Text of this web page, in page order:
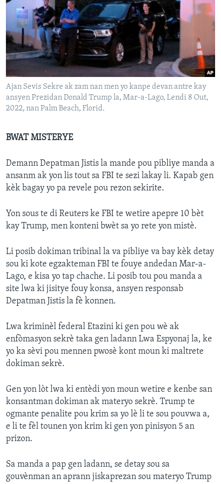
Ajan Sevis Sekre ak zam nan men yo kanpe devan antre kay
ansyen Prezidan Donald Trump la, Mar-a-Lago, Lendi 8 Out,
2022, nan Palm Beach, Florid.
BWAT MISTERYE
Demann Depatman Jistis la mande pou pibliye manda a
ansanm ak yon lis tout sa FBI te sezi lakay li. Kapab gen
kèk bagay yo pa revele pou rezon sekirite.
Yon sous te di Reuters ke FBI te wetire apepre 10 bèt
kay Trump, men konteni bwèt sa yo rete yon mistè.
Li posib dokiman tribinal la va pibliye va bay kèk detay
sou ki kote egzakteman FBI te fouye andedan Mar-a-
Lago, e kisa yo tap chache. Li posib tou pou manda a
site lwa ki jisitye fouy konsa, ansyen responsab
Depatman Jistis la fè konnen.
Lwa kriminèl federal Etazini ki gen pou wè ak
enfòmasyon sekrè taka gen ladann Lwa Espyonaj la, ke
yo ka sèvi pou mennen pwosè kont moun ki maltrete
dokiman sekrè.
Gen yon lòt lwa ki entèdi yon moun wetire e kenbe san
konsantman dokiman ak materyo sekrè. Trump te
ogmante penalite pou krim sa yo lè li te sou pouvwa a,
e li te fèl tounen yon krim ki gen yon pinisyon 5 an
prizon.
Sa manda a pap gen ladann, se detay sou sa
gouvènman an aprann jiskaprezan sou materyo Trump